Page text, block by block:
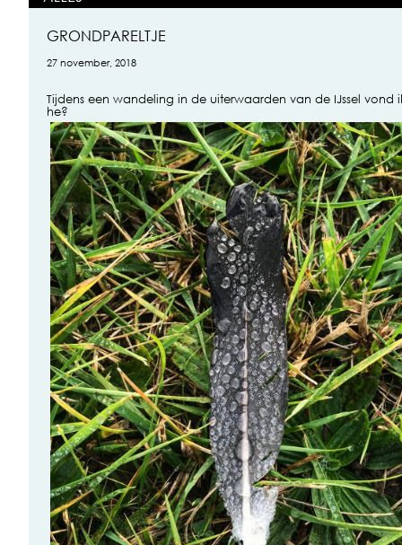
GRONDPARELTJE
27 november, 2018
Tijdens een wandeling in de uiterwaarden van de IJssel
he?